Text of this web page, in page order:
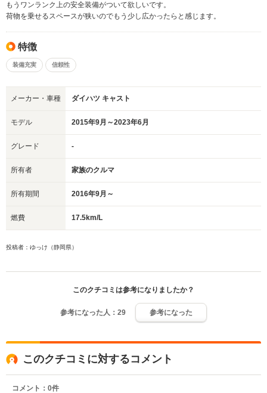
もうワンランク上の安全装備がついて欲しいです。
荷物を乗せるスペースが狭いのでもう少し広かったらと感じます。
特徴
装備充実 信頼性
メーカー・車種 ダイハツ キャスト
モデル 2015年9月～2023年6月
グレード -
所有者 家族のクルマ
所有期間 2016年9月～
燃費 17.5km/L
投稿者：ゆっけ（静岡県）
このクチコミは参考になりましたか？
参考になった人： 29 参考になった
このクチコミに対するコメント
コメント： 0件